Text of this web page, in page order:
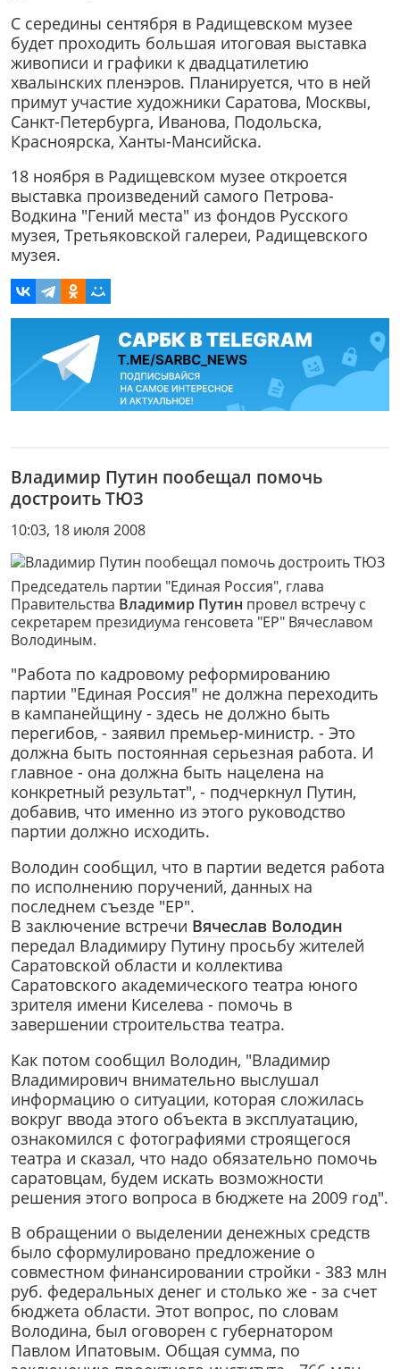
С середины сентября в Радищевском музее
будет проходить большая итоговая выставка
живописи и графики к двадцатилетию
хвалынских пленэров. Планируется, что в ней
примут участие художники Саратова, Москвы,
Санкт-Петербурга, Иванова, Подольска,
Красноярска, Ханты-Мансийска.
18 ноября в Радищевском музее откроется
выставка произведений самого Петрова-
Водкина "Гений места" из фондов Русского
музея, Третьяковской галереи, Радищевского
музея.
Владимир Путин пообещал помочь
достроить ТЮЗ
10:03, 18 июля 2008
Председатель партии "Единая Россия", глава
Правительства Владимир Путин провел встречу с
секретарем президиума генсовета "ЕР" Вячеславом
Володиным.
"Работа по кадровому реформированию
партии "Единая Россия" не должна переходить
в кампанейщину - здесь не должно быть
перегибов, - заявил премьер-министр. - Это
должна быть постоянная серьезная работа. И
главное - она должна быть нацелена на
конкретный результат", - подчеркнул Путин,
добавив, что именно из этого руководство
партии должно исходить.
Володин сообщил, что в партии ведется работа
по исполнению поручений, данных на
последнем съезде "ЕР".
В заключение встречи Вячеслав Володин
передал Владимиру Путину просьбу жителей
Саратовской области и коллектива
Саратовского академического театра юного
зрителя имени Киселева - помочь в
завершении строительства театра.
Как потом сообщил Володин, "Владимир
Владимирович внимательно выслушал
информацию о ситуации, которая сложилась
вокруг ввода этого объекта в эксплуатацию,
ознакомился с фотографиями строящегося
театра и сказал, что надо обязательно помочь
саратовцам, будем искать возможности
решения этого вопроса в бюджете на 2009 год".
В обращении о выделении денежных средств
было сформулировано предложение о
совместном финансировании стройки - 383 млн
руб. федеральных денег и столько же - за счет
бюджета области. Этот вопрос, по словам
Володина, был оговорен с губернатором
Павлом Ипатовым. Общая сумма, по